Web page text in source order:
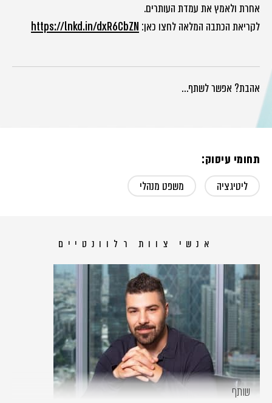
אחרת ולאמץ את עמדת העותרים.
לקריאת הכתבה המלאה לחצו כאן: https://lnkd.in/dxR6CbZN
אהבת? אפשר לשתף…
תחומי עיסוק:
ליטיגציה
משפט מנהלי
אנשי צוות רלוונטיים
שותף